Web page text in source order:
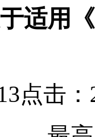
适用
点击：